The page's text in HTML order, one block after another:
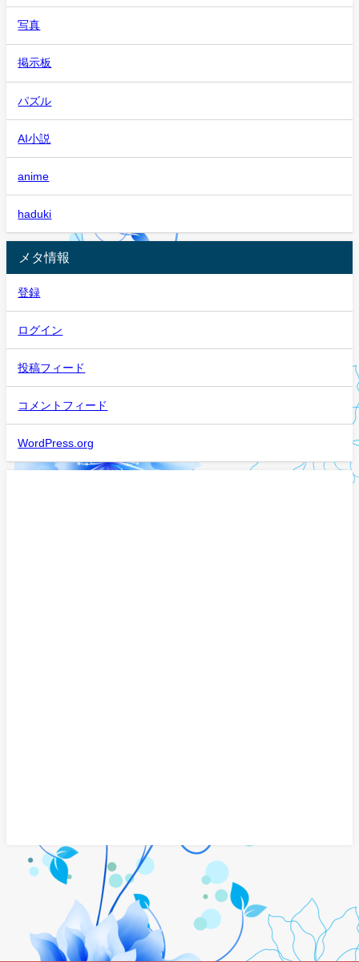
写真
掲示板
パズル
AI小説
anime
haduki
メタ情報
登録
ログイン
投稿フィード
コメントフィード
WordPress.org